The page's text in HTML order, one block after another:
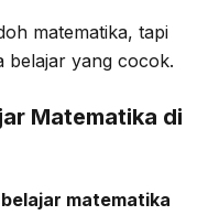
matematika, tapi
belajar yang cocok.
Matematika di
matematika